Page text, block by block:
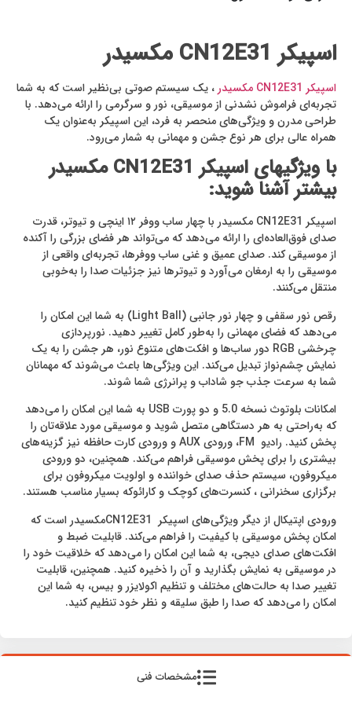
اسپیکر CN12E31 مکسیدر
اسپیکر CN12E31 مکسیدر
، یک سیستم صوتی بی‌نظیر است که به شما
تجربه‌ای فراموش ‌نشدنی از موسیقی، نور و سرگرمی را ارائه می‌دهد. با
طراحی مدرن و ویژگی‌های منحصر به فرد، این اسپیکر به‌عنوان یک
همراه عالی برای هر نوع جشن و مهمانی به شمار می‌رود.
با ویژگیهای اسپیکر CN12E31 مکسیدر
بیشتر آشنا شوید:
اسپیکر CN12E31 مکسیدر با چهار ساب ووفر ۱۲ اینچی و تیوتر، قدرت
صدای فوق‌العاده‌ای را ارائه می‌دهد که می‌تواند هر فضای بزرگی را آکنده
از موسیقی کند. صدای عمیق و غنی ساب ووفرها، تجربه‌ای واقعی از
موسیقی را به ارمغان می‌آورد و تیوترها نیز جزئیات صدا را به‌خوبی
منتقل می‌کنند.
رقص نور سقفی و چهار نور جانبی (Light Ball) به شما این امکان را
می‌دهد که فضای مهمانی را به‌طور کامل تغییر دهید. نورپردازی
چرخشی RGB دور ساب‌ها و افکت‌های متنوع نور، هر جشن را به یک
نمایش چشم‌نواز تبدیل می‌کند. این ویژگی‌ها باعث می‌شوند که مهمانان
شما به ‌سرعت جذب جو شاداب و پرانرژی شما شوند.
امکانات بلوتوث نسخه 5.0 و دو پورت USB به شما این امکان را می‌دهد
که به‌راحتی به هر دستگاهی متصل شوید و موسیقی مورد علاقه‌تان را
پخش کنید. رادیو FM، ورودی AUX و ورودی کارت حافظه نیز گزینه‌های
بیشتری را برای پخش موسیقی فراهم می‌کند. همچنین، دو ورودی
میکروفون، سیستم حذف صدای خواننده و اولویت میکروفون برای
برگزاری سخنرانی ، کنسرت‌های کوچک و کارائوکه بسیار مناسب هستند.
ورودی اپتیکال از دیگر ویژگی‌های اسپیکر CN12E31مکسیدر است که
امکان پخش موسیقی با کیفیت را فراهم می‌کند. قابلیت ضبط و
افکت‌های صدای دیجی، به شما این امکان را می‌دهد که خلاقیت خود را
در موسیقی به نمایش بگذارید و آن را ذخیره کنید. همچنین، قابلیت
تغییر صدا به حالت‌های مختلف و تنظیم اکولایزر و بیس، به شما این
امکان را می‌دهد که صدا را طبق سلیقه و نظر خود تنظیم کنید.
مشخصات فنی